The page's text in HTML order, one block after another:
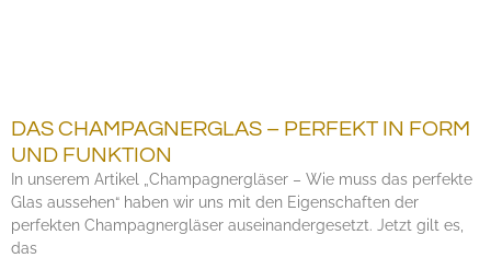
DAS CHAMPAGNERGLAS – PERFEKT IN FORM
UND FUNKTION
In unserem Artikel „Champagnergläser – Wie muss das perfekte
Glas aussehen“ haben wir uns mit den Eigenschaften der
perfekten Champagnergläser auseinandergesetzt. Jetzt gilt es,
das